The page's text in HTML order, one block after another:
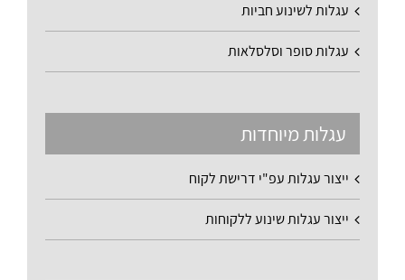
עגלות לשינוע חביות
עגלות סופר וסלסלאות
עגלות מיוחדות
ייצור עגלות עפ"י דרישת לקוח
ייצור עגלות שינוע ללקוחות